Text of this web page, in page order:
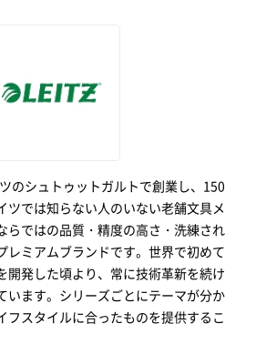
のシュトゥットガルトで創業し、150
ツでは知らない人のいない老舗文具メ
らではの品質・精度の高さ・洗練され
レミアムブランドです。世界で初めて
開発した頃より、常に技術革新を続け
います。シリーズごとにテーマが分か
フスタイルに合ったものを提供するこ